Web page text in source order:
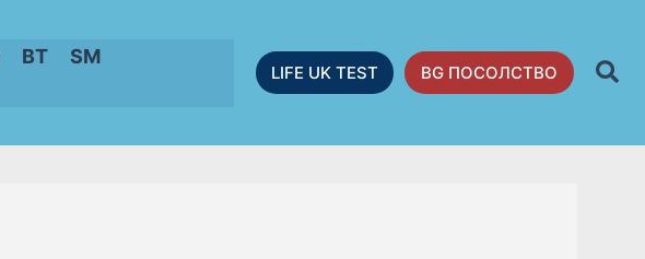
BT
SM
LIFE UK TEST BG ПОСОЛСТВО